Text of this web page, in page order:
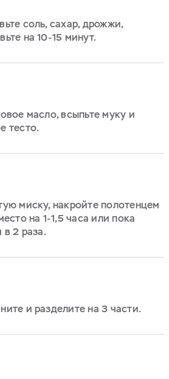
соль, сахар, дрожжи,
на 10-15 минут.
масло, всыпьте муку и
тесто.
миску, накройте полотенцем
на 1-1,5 часа или пока
в 2 раза.
и разделите на 3 части.